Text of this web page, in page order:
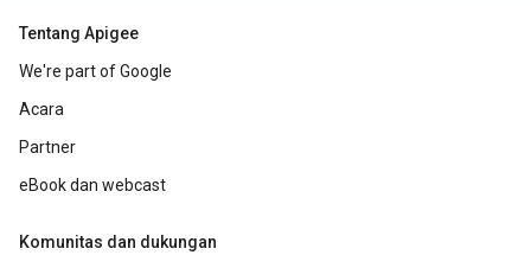
Tentang Apigee
We're part of Google
Acara
Partner
eBook dan webcast
Komunitas dan dukungan